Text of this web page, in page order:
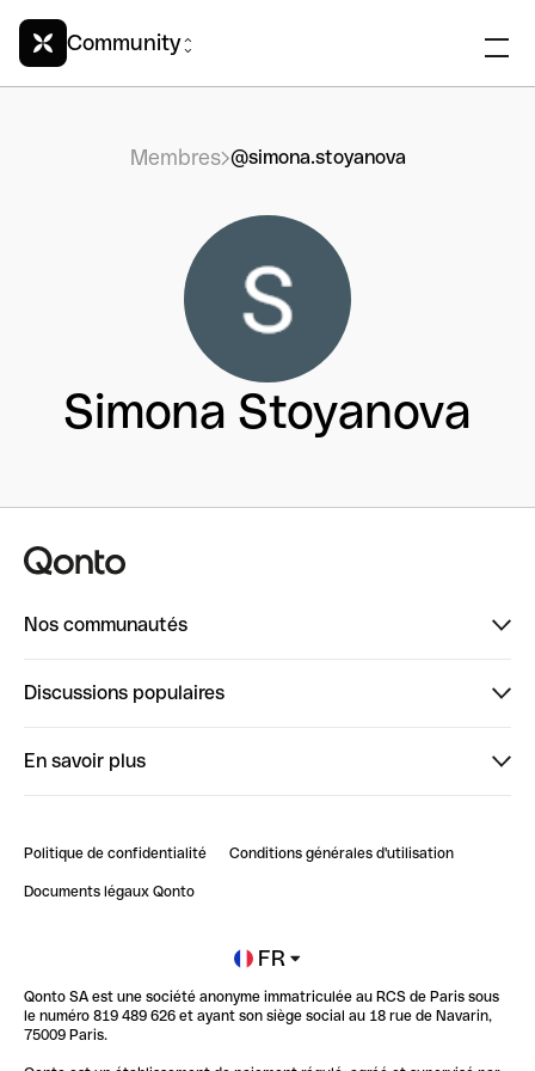
Community
Membres @simona.stoyanova
Simona Stoyanova
Nos communautés
ClubQonto
Discussions populaires
Impact de l'IA sur les carrières/productivité
En savoir plus
Blog
Newsroom
Glossaire finance
Politique de confidentialité Conditions générales d'utilisation
Documents légaux Qonto
FR
Qonto SA est une société anonyme immatriculée au RCS de Paris sous
le numéro 819 489 626 et ayant son siège social au 18 rue de Navarin,
75009 Paris.